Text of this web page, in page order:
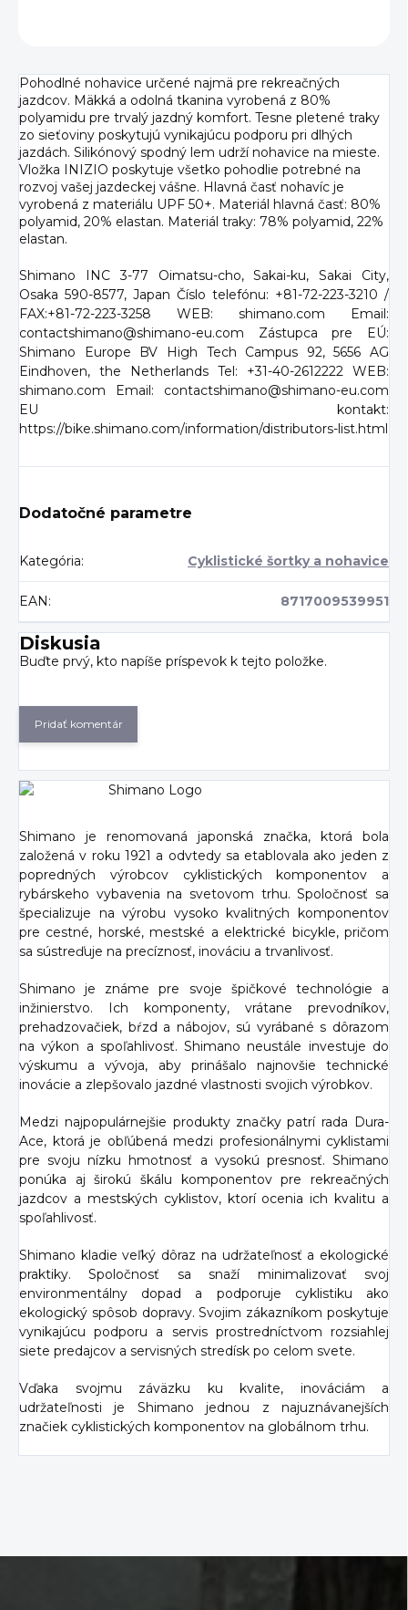
Pohodlné nohavice určené najmä pre rekreačných
jazdcov. Mäkká a odolná tkanina vyrobená z 80%
polyamidu pre trvalý jazdný komfort. Tesne pletené traky
zo sieťoviny poskytujú vynikajúcu podporu pri dlhých
jazdách. Silikónový spodný lem udrží nohavice na mieste.
Vložka INIZIO poskytuje všetko pohodlie potrebné na
rozvoj vašej jazdeckej vášne. Hlavná časť nohavíc je
vyrobená z materiálu UPF 50+. Materiál hlavná časť: 80%
polyamid, 20% elastan. Materiál traky: 78% polyamid, 22%
elastan.
Shimano INC 3-77 Oimatsu-cho, Sakai-ku, Sakai City,
Osaka 590-8577, Japan Číslo telefónu: +81-72-223-3210 /
FAX:+81-72-223-3258 WEB: shimano.com Email:
contactshimano@shimano-eu.com Zástupca pre EÚ:
Shimano Europe BV High Tech Campus 92, 5656 AG
Eindhoven, the Netherlands Tel: +31-40-2612222 WEB:
shimano.com Email: contactshimano@shimano-eu.com
EU kontakt:
https://bike.shimano.com/information/distributors-list.html
Dodatočné parametre
Kategória: Cyklistické šortky a nohavice
EAN : 8717009539951
Diskusia
Buďte prvý, kto napíše príspevok k tejto položke.
Pridať komentár
Shimano je renomovaná japonská značka, ktorá bola
založená v roku 1921 a odvtedy sa etablovala ako jeden z
popredných výrobcov cyklistických komponentov a
rybárskeho vybavenia na svetovom trhu. Spoločnosť sa
špecializuje na výrobu vysoko kvalitných komponentov
pre cestné, horské, mestské a elektrické bicykle, pričom
sa sústreďuje na precíznosť, inováciu a trvanlivosť.
Shimano je známe pre svoje špičkové technológie a
inžinierstvo. Ich komponenty, vrátane prevodníkov,
prehadzovačiek, bŕzd a nábojov, sú vyrábané s dôrazom
na výkon a spoľahlivosť. Shimano neustále investuje do
výskumu a vývoja, aby prinášalo najnovšie technické
inovácie a zlepšovalo jazdné vlastnosti svojich výrobkov.
Medzi najpopulárnejšie produkty značky patrí rada Dura-
Ace, ktorá je obľúbená medzi profesionálnymi cyklistami
pre svoju nízku hmotnosť a vysokú presnosť. Shimano
ponúka aj širokú škálu komponentov pre rekreačných
jazdcov a mestských cyklistov, ktorí ocenia ich kvalitu a
spoľahlivosť.
Shimano kladie veľký dôraz na udržateľnosť a ekologické
praktiky. Spoločnosť sa snaží minimalizovať svoj
environmentálny dopad a podporuje cyklistiku ako
ekologický spôsob dopravy. Svojim zákazníkom poskytuje
vynikajúcu podporu a servis prostredníctvom rozsiahlej
siete predajcov a servisných stredísk po celom svete.
Vďaka svojmu záväzku ku kvalite, inováciám a
udržateľnosti je Shimano jednou z najuznávanejších
značiek cyklistických komponentov na globálnom trhu.